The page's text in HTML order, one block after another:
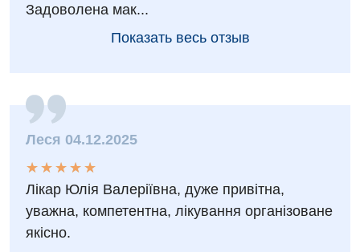
Вакансии
Задоволена мак...
Показать весь отзыв
Леся 04.12.2025
★
★
★
★
★
★ ★ ★ ★ ★
Лікар Юлія Валеріївна, дуже привітна,
уважна, компетентна, лікування організоване
якісно.